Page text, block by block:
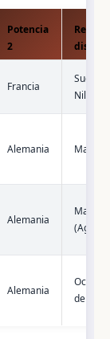
Potencia
2
Región
Francia
Sudán
Nilo)
Alemania
Alemania
(Agadir)
Alemania
del